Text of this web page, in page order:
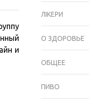
RINGOO
КОНЦЕПЦИЯ
БРЕНДА,
АССОРТИМЕНТ,
ПРЕИМУЩЕСТВА
МАГАЗИНА
и
ЛІКЕРИ
О ЗДОРОВЬЕ
ОБЩЕЕ
ПИВО